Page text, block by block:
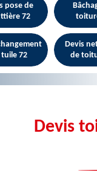
pose de
72
72
Devis
de
Devis